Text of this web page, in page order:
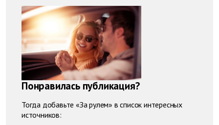
Понравилась публикация?
Тогда добавьте «За рулем» в список интересных
источников: